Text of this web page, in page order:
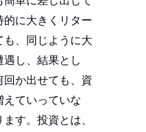
的に大きくリター
も、同じように大
遇し、結果とし
か出せても、資
えていっていな
す。投資とは、